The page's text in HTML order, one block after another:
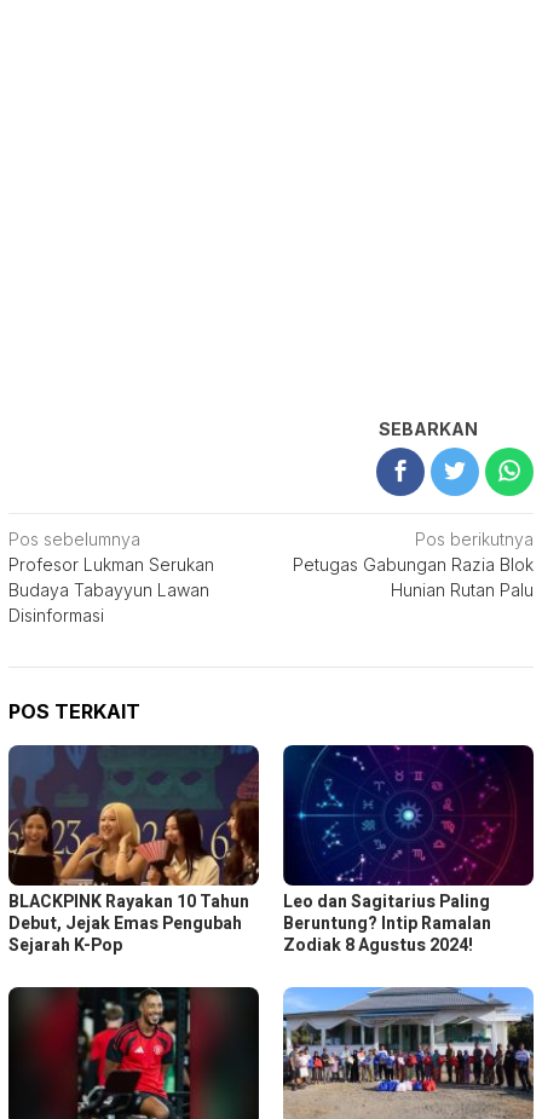
SEBARKAN
Navigasi
pos
Pos sebelumnya
Profesor Lukman Serukan
Budaya Tabayyun Lawan
Disinformasi
Pos berikutnya
Petugas Gabungan Razia Blok
Hunian Rutan Palu
POS TERKAIT
BLACKPINK Rayakan 10 Tahun
Debut, Jejak Emas Pengubah
Sejarah K-Pop
Leo dan Sagitarius Paling
Beruntung? Intip Ramalan
Zodiak 8 Agustus 2024!